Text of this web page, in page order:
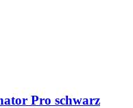
Pro schwarz